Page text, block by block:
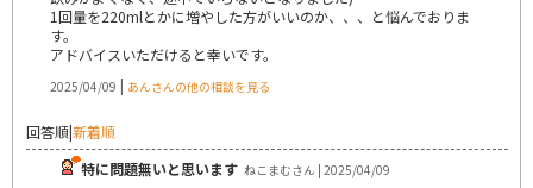
1回量を220mlとかに増やした方がいいのか、、、と悩んでおりま
す。
アドバイスいただけると幸いです。
2025/04/09 | あんさんの他の相談を見る
回答順|新着順
特に問題無いと思います ねこまむさん | 2025/04/09